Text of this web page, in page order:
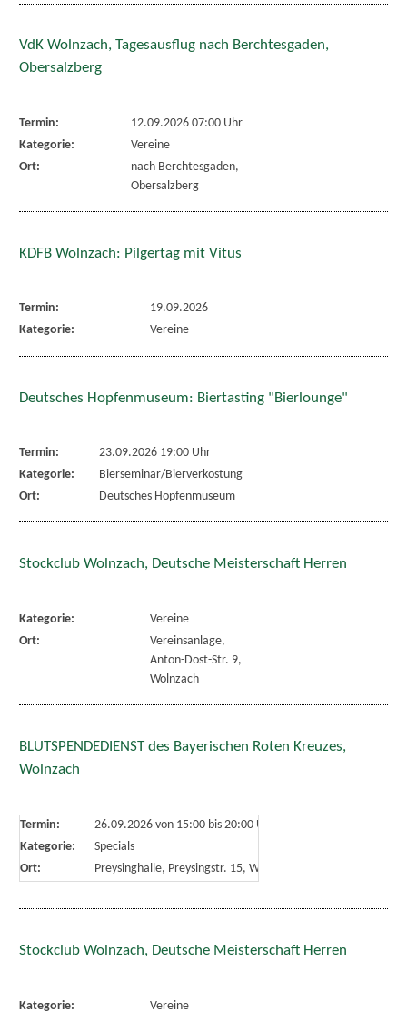
VdK Wolnzach, Tagesausflug nach Berchtesgaden,
Obersalzberg
Termin:
12.09.2026 07:00 Uhr
Kategorie:
Vereine
Ort:
nach Berchtesgaden,
Obersalzberg
KDFB Wolnzach: Pilgertag mit Vitus
Termin:
19.09.2026
Kategorie:
Vereine
Deutsches Hopfenmuseum: Biertasting "Bierlounge"
Termin:
23.09.2026 19:00 Uhr
Kategorie:
Bierseminar/Bierverkostung
Ort:
Deutsches Hopfenmuseum
Stockclub Wolnzach, Deutsche Meisterschaft Herren
Kategorie:
Vereine
Ort:
Vereinsanlage,
Anton-Dost-Str. 9,
Wolnzach
BLUTSPENDEDIENST des Bayerischen Roten Kreuzes,
Wolnzach
Termin: 26.09.2026 von 15:00bis 20:00 Uhr
Kategorie:
Specials
Ort:
Preysinghalle, Preysingstr. 15, Wolnzach
Stockclub Wolnzach, Deutsche Meisterschaft Herren
Kategorie:
Vereine